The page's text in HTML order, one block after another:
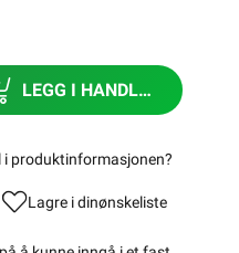
LEGG I HANDLEKURV
i produktinformasjonen?
Lagre i dinønskeliste